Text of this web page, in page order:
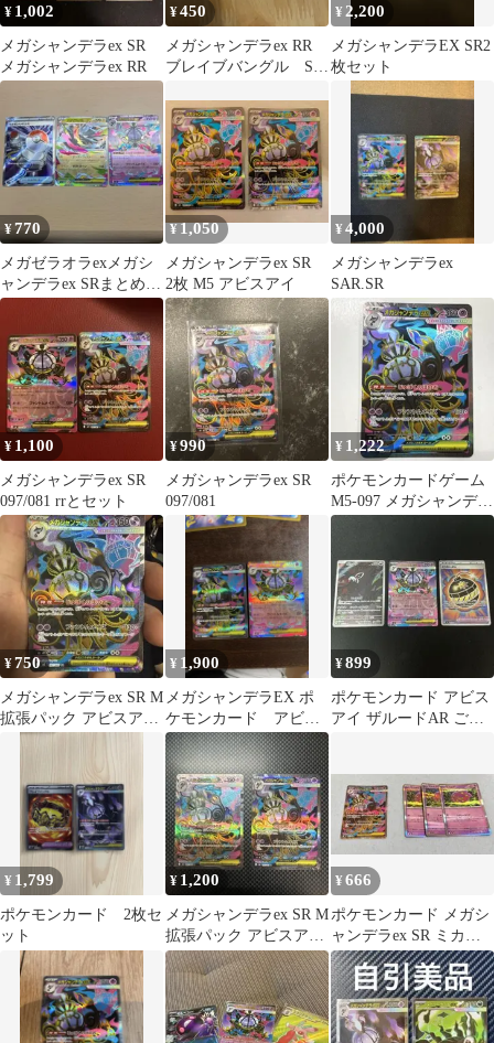
¥ 1,002
メガシャンデラex SR
メガシャンデラex RR
¥450
メガシャンデラex RR
ブレイブバングル SR
¥ 2,200
メガシャンデラEX SR2
枚セット
¥770
メガゼラオラexメガシ
ャンデラex SRまとめ売
り
¥1,050
メガシャンデラex SR
2枚 M5 アビスアイ
¥4,000
メガシャンデラex
SAR.SR
¥ 1,100
メガシャンデラex SR
097/081 rrとセット
¥990
メガシャンデラex SR
097/081
¥ 1,222
ポケモンカードゲーム
M5-097 メガシャンデラ
ex SR
¥750
メガシャンデラex SR M
拡張パック アビスアイ
キラ 097/081
¥ 1,900
メガシャンデラEX ポ
ケモンカード アビス
アイ
¥899
ポケモンカード アビス
アイ ザルードAR ごう
¥ 1,799
ポケモンカード 2枚セ
ット
¥ 1,200
メガシャンデラex SR M
拡張パック アビスアイ
キラ 097/081
¥666
ポケモンカード メガシ
ャンデラex SR ミカル
ゲR